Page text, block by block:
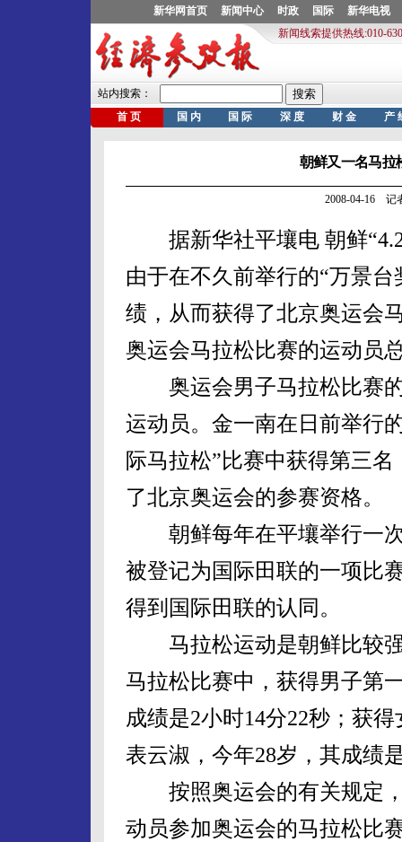
朝鲜又一名马拉
2008-04-16 记
据新华社平壤电 朝鲜
由于在不久前举行的“万景
绩，从而获得了北京奥运会
奥运会马拉松比赛的运动员
奥运会男子马拉松比赛的
运动员。金一南在日前举行
际马拉松”比赛中获得第三
了北京奥运会的参赛资格。
朝鲜每年在平壤举行一次
被登记为国际田联的一项比
得到国际田联的认同。
马拉松运动是朝鲜比较强
马拉松比赛中，获得男子第
成绩是2小时14分22秒；获
表云淑，今年28岁，其成绩
按照奥运会的有关规定，
动员参加奥运会的马拉松比